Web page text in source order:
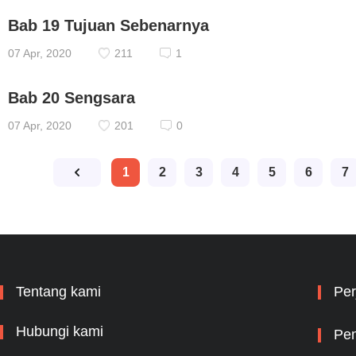
Bab 19 Tujuan Sebenarnya
07 Apr, 2020 211 1
Bab 20 Sengsara
07 Apr, 2020 201 0
1 2 3 4 5 6 7
Tentang kami
Hubungi kami